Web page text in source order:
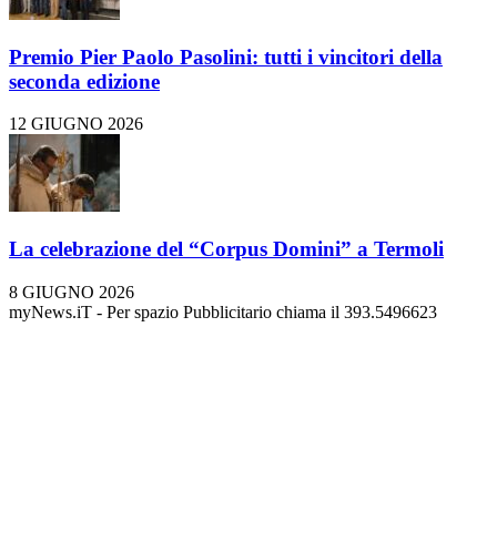
Premio Pier Paolo Pasolini: tutti i vincitori della
seconda edizione
12 GIUGNO 2026
La celebrazione del “Corpus Domini” a Termoli
8 GIUGNO 2026
myNews.iT - Per spazio Pubblicitario chiama il 393.5496623